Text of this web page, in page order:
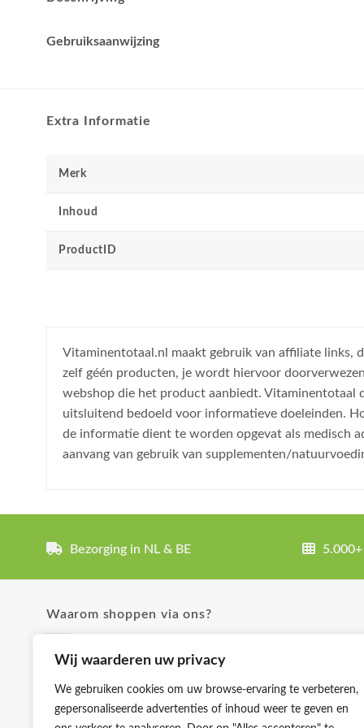
Wij waarderen uw privacy
We gebruiken cookies om uw browse-ervaring te verbeteren,
gepersonaliseerde advertenties of inhoud weer te geven en
Gebruiksaanwijzing
Extra Informatie
Merk
Inhoud
ProductID
Vitaminentotaal.nl maakt gebruik van affiliate links,
zelf géén producten, je wordt hiervoor
webshop die het product aanbiedt. Vitaminentotaal
uitsluitend bedoeld voor informatieve doeleinden.
de informatie dient te worden opgevat als medisch
aanvang van gebruik van supplementen/
Bezorging in NL & BE
Waarom shoppen via ons?
✓ Uitgebreide product omschrijvingen
✓ Klanttevredenheid staat voorop
✓ Producten zijn zorgvuldig gekozen